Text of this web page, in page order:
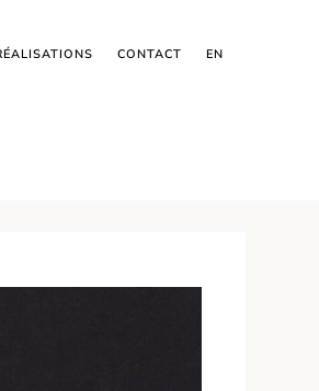
CONTACT EN